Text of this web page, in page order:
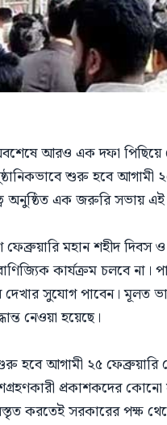
আরও এক দফা
শুরু হবে আগামী
এক জরুরি সভায় এই
মহান শহীদ
কার্যক্রম চলবে না।
সুযোগ পাবেন। মূলত
নেওয়া হয়েছে।
হবে আগামী ২৫ ফেব্রুয়ারি
প্রকাশকদের
করতেই সরকারের পক্ষ